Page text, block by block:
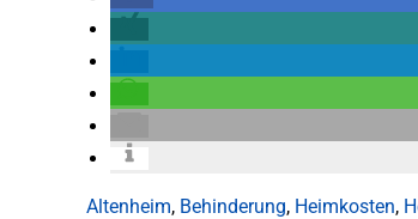
Altenheim, Behinderung, Heimkosten,